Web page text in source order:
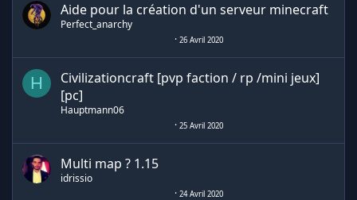
Aide pour la création d'un serveur minecraft
Perfect_anarchy
26 Avril 2020
H
Civilizationcraft [pvp faction / rp /mini jeux]
[pc]
Hauptmann06
25 Avril 2020
Multi map ? 1.15
idrissio
24 Avril 2020